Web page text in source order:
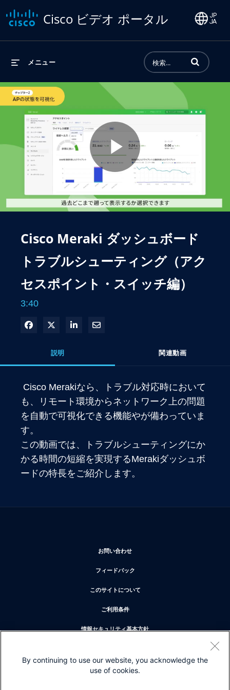
Cisco ビデオ ポータル
メニュー 動画の検索語句
Play
Cisco Meraki ダッシュボード
トラブルシューティング（アク
セスポイント・スイッチ編）
3:40
Facebook で共有
Xで共有する
LinkedIn で共有
電子メールで共有
説明 関連動画
も、リモート環境からネットワーク上の問題
を自動で可視化できる機能やが備わっていま
す。
この動画では、トラブルシューティングにか
かる時間の短縮を実現するMerakiダッシュボ
ードの特長をご紹介します。
お問い合わせ新しいウィンドウで開く
フィードバック新しいウィンドウで開く
このサイトについて新しいウィンドウで開く
ご利用条件新しいウィンドウで開く
情報セキュリティ基本方針新しいウィンドウで開く
クッキー新しいウィンドウで開く
By continuing to use our website, you acknowledge the
use of cookies.